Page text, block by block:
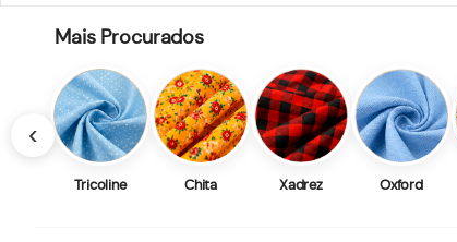
‹
Mais Procurados
Tricoline Chita Xadrez Oxford